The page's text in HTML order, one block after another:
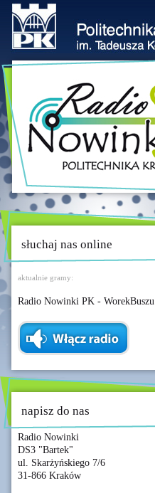
słuchaj nas online
aktualnie gramy:
Radio Nowinki PK - WorekBuszu
napisz do nas
Radio Nowinki
DS3 "Bartek"
ul. Skarżyńskiego 7/6
31-866 Kraków